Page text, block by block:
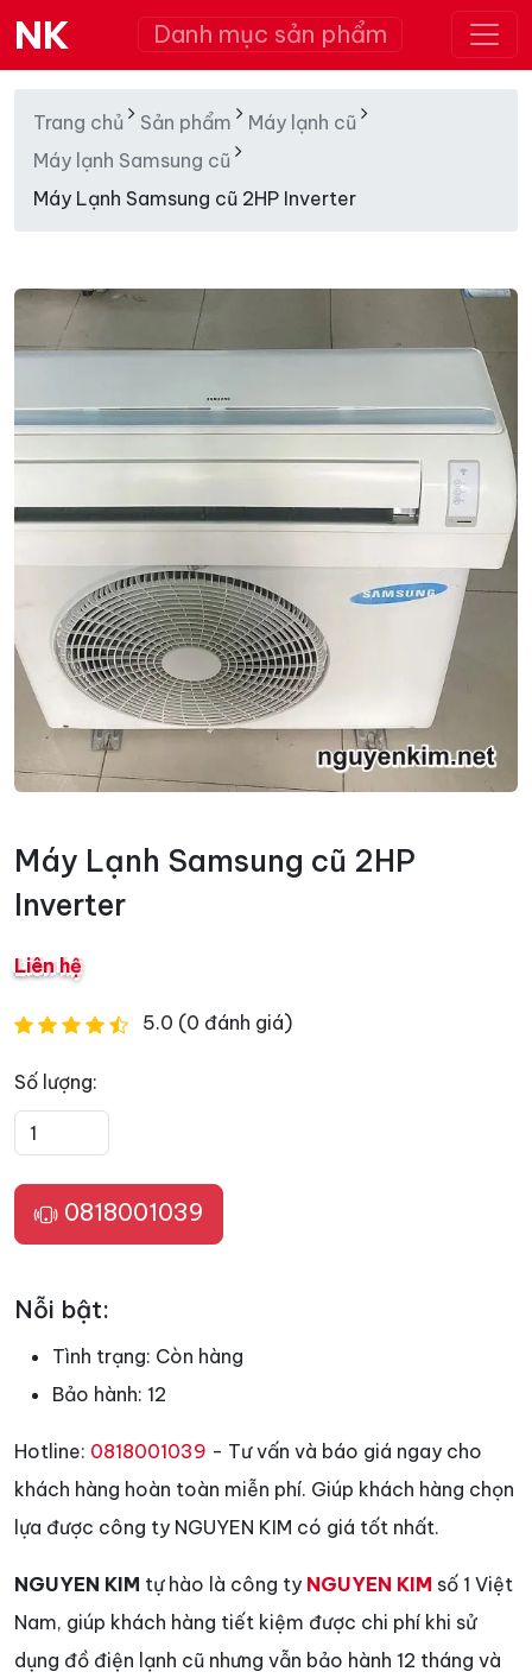
NK Danh mục sản phẩm
Trang chủ Sản phẩm
Máy lạnh cũ
Máy lạnh Samsung cũ
Máy Lạnh Samsung cũ 2HP Inverter
Máy Lạnh Samsung cũ 2HP
Inverter
Liên hệ
5.0 (0 đánh giá)
Số lượng:
0818001039
Nỗi bật:
Tình trạng: Còn hàng
Bảo hành: 12
Hotline: 0818001039 - Tư vấn và báo giá ngay cho
khách hàng hoàn toàn miễn phí. Giúp khách hàng chọn
lựa được công ty NGUYEN KIM có giá tốt nhất.
NGUYEN KIM tự hào là công ty NGUYEN KIM số 1 Việt
Nam, giúp khách hàng tiết kiệm được chi phí khi sử
dụng đồ điện lạnh cũ nhưng vẫn bảo hành 12 tháng và